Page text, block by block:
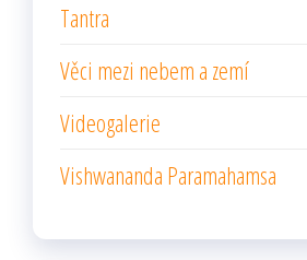
Tantra
Věci mezi nebem a zemí
Videogalerie
Vishwananda Paramahamsa